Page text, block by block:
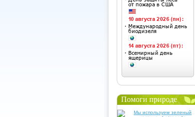
Помоги природе